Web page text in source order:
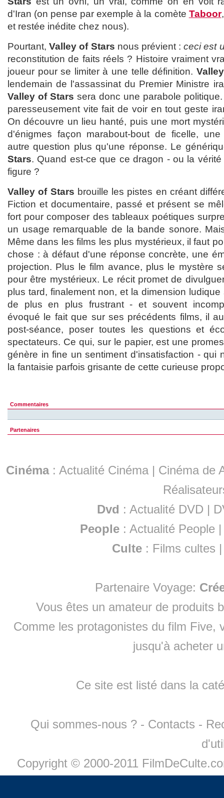
d'Iran (on pense par exemple à la comète Taboor
et restée inédite chez nous).
Pourtant,Valley of Stars nous prévient :ceci est
reconstitution de faits réels ? Histoire vraiment
joueur pour se limiter à une telle définition.
lendemain de l'assassinat du Premier Ministre
Valley of Stars sera donc une parabole
paresseusement vite fait de voir en tout geste
On découvre un lieu hanté, puis une mort
d'énigmes façon marabout-bout de ficelle,
autre question plus qu'une réponse. Le
Stars. Quand est-ce que ce dragon - ou la
figure ?
Valley of Stars brouille les pistes en créant
Fiction et documentaire, passé et présent se
fort pour composer des tableaux poétiques
un usage remarquable de la bande sonore.
Même dans les films les plus mystérieux, il faut
chose : à défaut d'une réponse concrète, une
projection. Plus le film avance, plus le mystère
pour être mystérieux. Le récit promet de
plus tard, finalement non, et la dimension
de plus en plus frustrant - et souvent
évoqué le fait que sur ses précédents films, il
post-séance, poser toutes les questions et
spectateurs. Ce qui, sur le papier, est une
génère in fine un sentiment d'insatisfaction - qui
la fantaisie parfois grisante de cette curieuse
Commentaires
Partenaires
Cinéma: Actualité Cinéma | Cinéma de
Dvd : Actualité DVD |
People :Actualité People
Culte : Films cultes
Partenaire Voyage:
Vous êtes un amateur de produits
Comme les protagonistes du film Five,
jusqu'à acheter
Ce site est listé dans la
Qui sommes-nous ? - Contacts -
Copyright © 2000-2011